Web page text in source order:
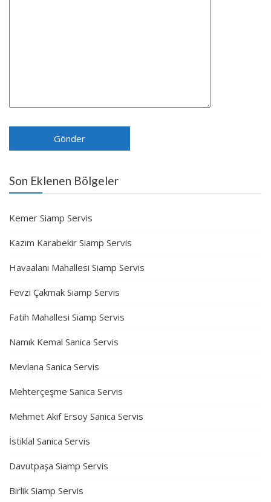
Son Eklenen Bölgeler
Kemer Siamp Servis
Kazım Karabekir Siamp Servis
Havaalanı Mahallesi Siamp Servis
Fevzi Çakmak Siamp Servis
Fatih Mahallesi Siamp Servis
Namık Kemal Sanica Servis
Mevlana Sanica Servis
Mehterçeşme Sanica Servis
Mehmet Akif Ersoy Sanica Servis
İstiklal Sanica Servis
Davutpaşa Siamp Servis
Birlik Siamp Servis